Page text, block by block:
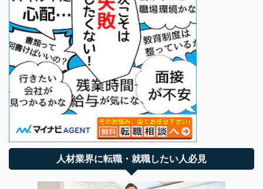
人材業界に転職・就職したい人必見